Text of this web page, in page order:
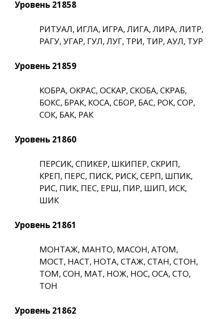
Уровень 21858
РИТУАЛ, ИГЛА, ИГРА, ЛИГА, ЛИРА, ЛИТР,
РАГУ, УГАР, ГУЛ, ЛУГ, ТРИ, ТИР, АУЛ, ТУР
Уровень 21859
КОБРА, ОКРАС, ОСКАР, СКОБА, СКРАБ,
БОКС, БРАК, КОСА, СБОР, БАС, РОК, СОР,
СОК, БАК, РАК
Уровень 21860
ПЕРСИК, СПИКЕР, ШКИПЕР, СКРИП,
КРЕП, ПЕРС, ПИСК, РИСК, СЕРП, ШПИК,
РИС, ПИК, ПЕС, ЕРШ, ПИР, ШИП, ИСК,
ШИК
Уровень 21861
МОНТАЖ, МАНТО, МАСОН, АТОМ,
МОСТ, НАСТ, НОТА, СТАЖ, СТАН, СТОН,
ТОМ, СОН, МАТ, НОЖ, НОС, ОСА, СТО,
ТОН
Уровень 21862